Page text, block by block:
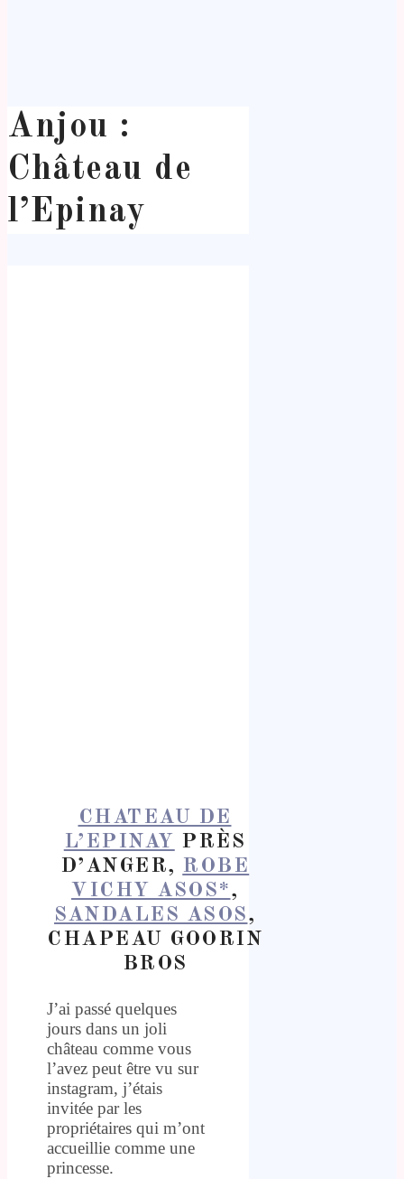
Anjou :
Château de
l’Epinay
CHATEAU DE
L’EPINAY PRÈS
D’ANGER, ROBE
VICHY ASOS*,
SANDALES ASOS,
CHAPEAU GOORIN
BROS
J’ai passé quelques
jours dans un joli
château comme vous
l’avez peut être vu sur
instagram, j’étais
invitée par les
propriétaires qui m’ont
accueillie comme une
princesse.